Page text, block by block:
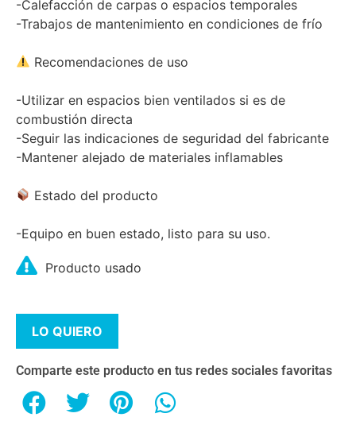
-Calefacción de carpas o espacios temporales
-Trabajos de mantenimiento en condiciones de frío
Recomendaciones de uso
-Utilizar en espacios bien ventilados si es de
combustión directa
-Seguir las indicaciones de seguridad del fabricante
-Mantener alejado de materiales inflamables
Estado del producto
-Equipo en buen estado, listo para su uso.
Producto usado
LO QUIERO
Comparte este producto en tus redes sociales favoritas